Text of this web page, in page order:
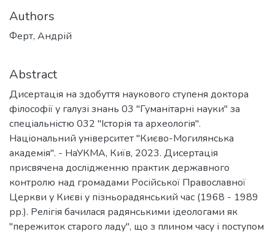
Authors
Ферт, Андрій
Abstract
Дисертація на здобуття наукового ступеня доктора
філософії у галузі знань 03 "Гуманітарні науки" за
спеціальністю 032 "Історія та археологія".
Національний університет "Києво-Могилянська
академія". - НаУКМА, Київ, 2023. Дисертація
присвячена дослідженню практик державного
контролю над громадами Російської Православної
Церкви у Києві у пізньорадянський час (1968 - 1989
рр.). Релігія бачилася радянськими ідеологами як
"пережиток старого ладу", що з плином часу і поступом